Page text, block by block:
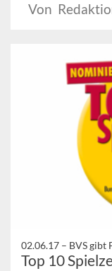
Von
02.06.17 – BVS gibt
Top 10